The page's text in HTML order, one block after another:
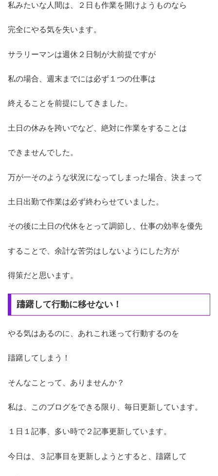
私みたいな人間は、２日も作業を開けようものなら
完全にやる気を失います。
サラリーマンは週休２日制が大前提ですが
私の場合、週末までには必ず１つの仕事は
終えることを前提にしてきました。
土日の休みを跨いでなど、絶対に作業をすることは
できませんでした。
万が一そのような状況になってしまった場合、決まって
土日出勤で作業は必ず終わらせていました。
その後に土日の代休をとって調節し、仕事の効率を優先
することで、余計な苦労はしないようにした方が
得策だと思います。
躊躇して行動に移せない！
やる気はあるのに、あれこれ迷って行動するのを
躊躇してしまう！
そんなことって、ありませんか？
私は、このブログをできる限り、毎日更新しています。
１日１記事、多い時で２記事更新しています。
今日は、３記事目を更新しようとすると、躊躇して